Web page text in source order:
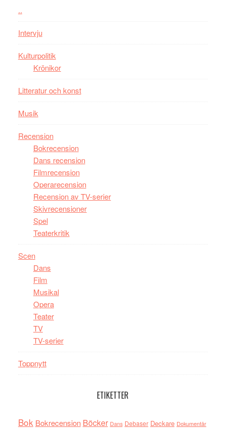
..
Intervju
Kulturpolitik
Krönikor
Litteratur och konst
Musik
Recension
Bokrecension
Dans recension
Filmrecension
Operarecension
Recension av TV-serier
Skivrecensioner
Spel
Teaterkritik
Scen
Dans
Film
Musikal
Opera
Teater
TV
TV-serier
Toppnytt
ETIKETTER
Bok Bokrecension Böcker Dans Debaser Deckare Dokumentär